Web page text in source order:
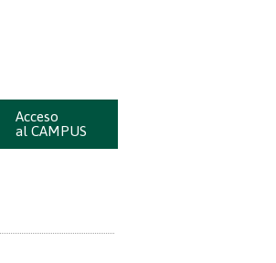
Acceso
al CAMPUS